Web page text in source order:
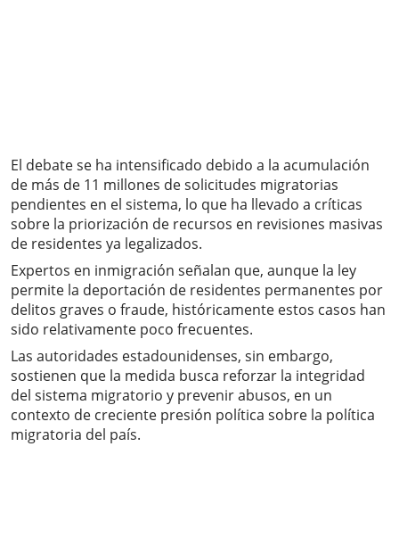
El debate se ha intensificado debido a la acumulación
de más de 11 millones de solicitudes migratorias
pendientes en el sistema, lo que ha llevado a críticas
sobre la priorización de recursos en revisiones masivas
de residentes ya legalizados.
Expertos en inmigración señalan que, aunque la ley
permite la deportación de residentes permanentes por
delitos graves o fraude, históricamente estos casos han
sido relativamente poco frecuentes.
Las autoridades estadounidenses, sin embargo,
sostienen que la medida busca reforzar la integridad
del sistema migratorio y prevenir abusos, en un
contexto de creciente presión política sobre la política
migratoria del país.